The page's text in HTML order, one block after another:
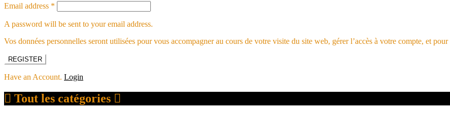
Email address *
A password will be sent to your email address.
Vos données personnelles seront utilisées pour vous accompagner au cours de votre visite du site web, gérer l’accès à votre compte, et pour
REGISTER
Have an Account. Login
Tout les catégories